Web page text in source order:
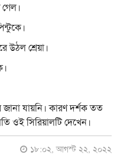
শ্রেয়া।
যায়নি। কারণ দর্শক তত
ওই সিরিয়ালটি দেখেন।
১৮:০২, আগস্ট ২২, ২০২২